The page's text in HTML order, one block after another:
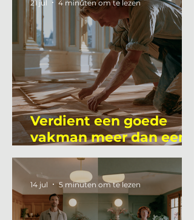
Verdient een goede
vakman meer dan een
gemiddelde
academicus?
21 jul 4 minuten om te lezen
14 jul 5 minuten om te lezen